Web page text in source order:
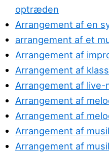
optræden
Arrangement af en
arrangement af et
Arrangement af
Arrangement af
Arrangement af live-
Arrangement af
Arrangement af
Arrangement af
Arrangement af